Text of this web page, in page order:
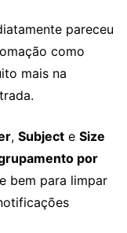
pareceu
como
mais na
, Subject e Size
por
bem para limpar